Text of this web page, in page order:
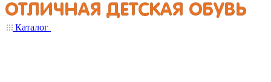
Каталог